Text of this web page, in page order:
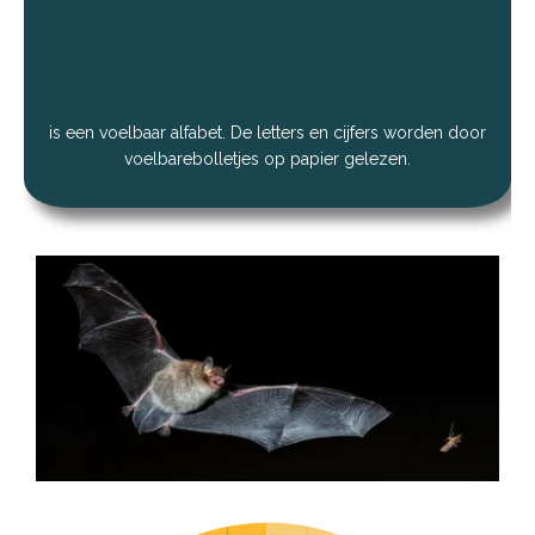
is een voelbaar alfabet. De letters en cijfers worden door
voelbarebolletjes op papier gelezen.